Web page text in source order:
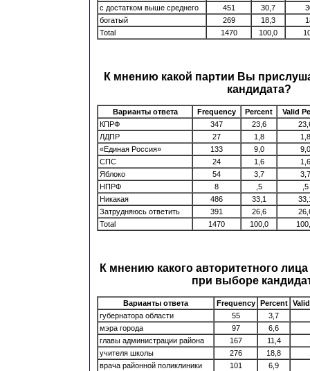
с достатком выше среднего
451 30,7
богатый
269 18,3
Total
1470 100,0
К мнению какой партии Вы
кандидата?
Варианты ответа Frequency Percent
Valid
КПРФ
347 23,6
ЛДПР
27 1,8
1,8
«Единая Россия»
133 9,0
9,0
СПС
24 1,6
1,6
Яблоко
54 3,7
3,7
НПРФ
8 ,5
,5
Никакая
486 33,1
Затрудняюсь ответить
391 26,6
Total
1470 100,0
К мнению какого авторитетного
при выборе
Варианты ответа Frequency Percent
губернатора области
55
3,7
мэра города
97
6,6
главы администрации района
167 11,4
учителя школы
276 18,8
врача районной поликлиники
101
6,9